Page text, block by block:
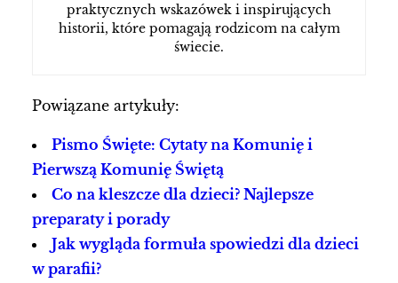
praktycznych wskazówek i inspirujących
historii, które pomagają rodzicom na całym
świecie.
Powiązane artykuły:
Pismo Święte: Cytaty na Komunię i
Pierwszą Komunię Świętą
Co na kleszcze dla dzieci? Najlepsze
preparaty i porady
Jak wygląda formuła spowiedzi dla dzieci
w parafii?